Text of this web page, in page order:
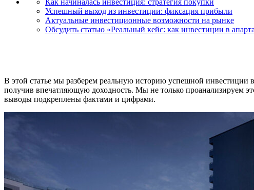
Успешный выход из инвестиции: фиксация прибыли
Актуальные инвестиционные возможности на рынке
Обсудить статью «Реальный кейс: как инвестиции в
В этой статье мы разберем реальную историю успешной инвестиции
получив впечатляющую доходность. Мы не только проанализируем
выводы подкреплены фактами и цифрами.